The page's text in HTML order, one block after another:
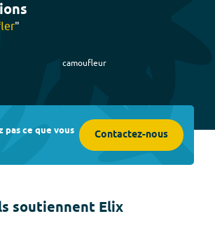
s
"
camoufleur
pas ce que vous Contactez-nous
soutiennent Elix